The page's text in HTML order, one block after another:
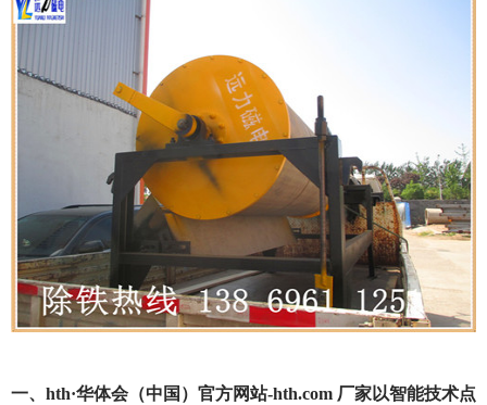
一、hth·华体会（中国）官方网站-hth.com 厂家以智能技术点